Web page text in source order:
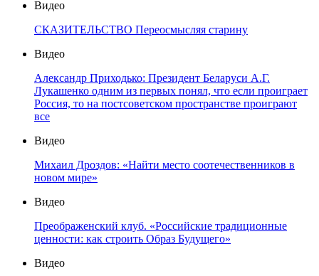
Видео
СКАЗИТЕЛЬСТВО Переосмысляя старину
Видео
Александр Приходько: Президент Беларуси А.Г.
Лукашенко одним из первых понял, что если проиграет
Россия, то на постсоветском пространстве проиграют
все
Видео
Михаил Дроздов: «Найти место соотечественников в
новом мире»
Видео
Преображенский клуб. «Российские традиционные
ценности: как строить Образ Будущего»
Видео